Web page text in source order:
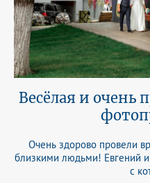
Весёлая и очень
Очень здорово провели
близкими людьми! Евгений
с